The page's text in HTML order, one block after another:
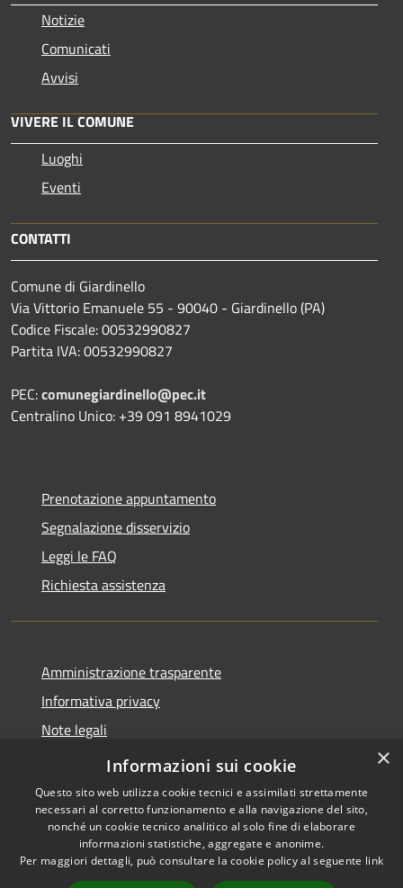
Notizie
Comunicati
Avvisi
VIVERE IL COMUNE
Luoghi
Eventi
CONTATTI
Comune di Giardinello
Via Vittorio Emanuele 55 - 90040 - Giardinello (PA)
Codice Fiscale: 00532990827
Partita IVA: 00532990827
PEC:comunegiardinello@pec.it
Centralino Unico: +39 091 8941029
Prenotazione appuntamento
Segnalazione disservizio
Leggi le FAQ
Richiesta assistenza
Amministrazione trasparente
Informativa privacy
Note legali
Dichiarazione di accessibilità
Accessibilità
Copyright © 2026 • Comune di
Giardinello • Powered by
×
Informazioni sui cookie
Questo sito web utilizza cookie tecnici e assimilati strettamente
necessari al corretto funzionamento e alla navigazione del sito,
nonché un cookie tecnico analitico al solo fine di elaborare
informazioni statistiche, aggregate e anonime.
Per maggiori dettagli, può consultare la cookie policy al seguente link